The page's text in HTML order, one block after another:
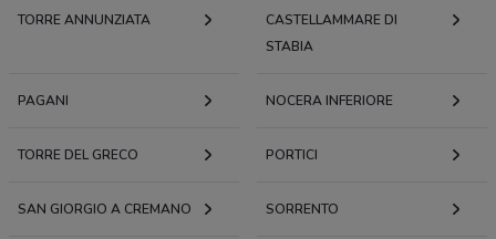
TORRE ANNUNZIATA
CASTELLAMMARE DI
STABIA
PAGANI NOCERA INFERIORE
TORRE DEL GRECO PORTICI
SAN GIORGIO A CREMANO SORRENTO